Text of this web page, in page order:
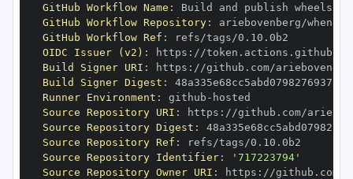
GitHub Workflow Name :
GitHub Workflow Repository:
GitHub Workflow Ref :
OIDC Issuer (v2) : https :
Build Signer URI : https :
Build Signer Digest :
Runner Environment : github -
Source Repository URI : https :
Source Repository Digest :
Source Repository Ref :
Source Repository Identifier:
'717223794'
Source Repository Owner URI : https :